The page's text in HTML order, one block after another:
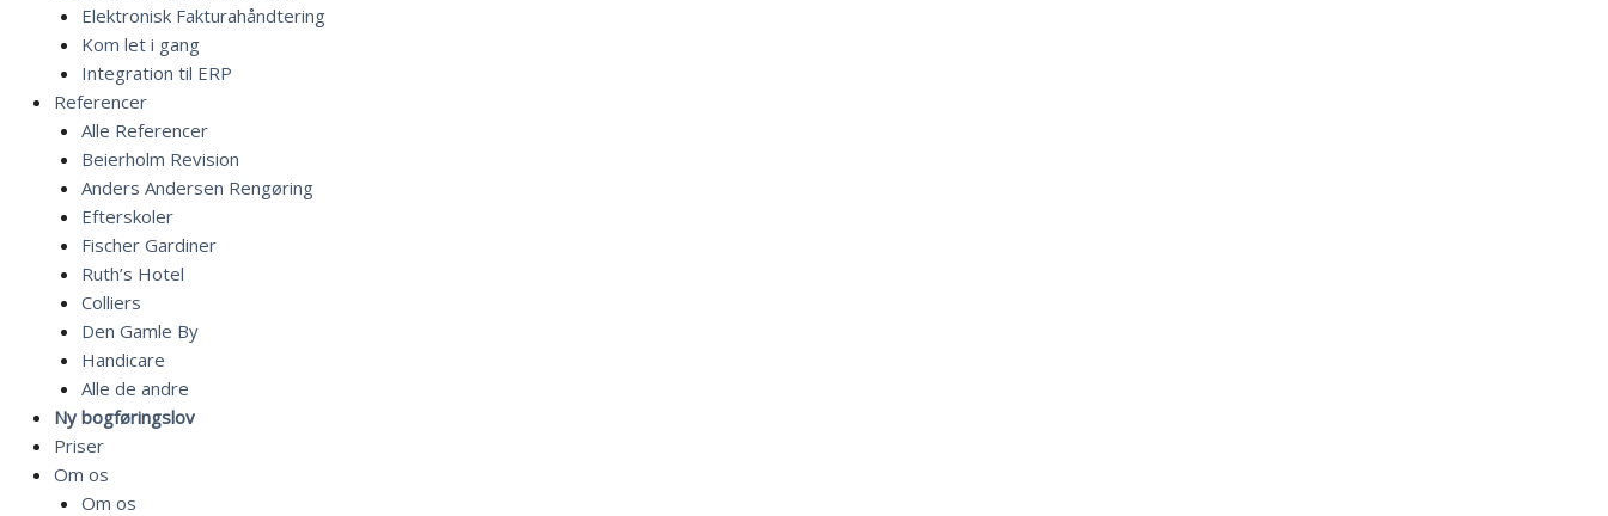
Elektronisk Fakturahåndtering
Kom let i gang
Integration til ERP
Referencer
Alle Referencer
Beierholm Revision
Anders Andersen Rengøring
Efterskoler
Fischer Gardiner
Ruth’s Hotel
Colliers
Den Gamle By
Handicare
Alle de andre
Ny bogføringslov
Priser
Om os
Om os